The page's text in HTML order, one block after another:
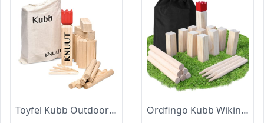
Toyfel Kubb Outdoor Spiel XXL Original Wikinger Schweden Schach FSC® Holz
Ordfingo Kubb Wikinger Wurfspiel Groß - Original 5 Kubb Outdoor Spiele